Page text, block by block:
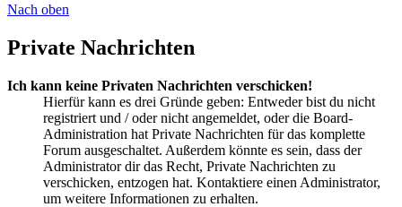
Nach oben
Private Nachrichten
Ich kann keine Privaten Nachrichten verschicken!
Hierfür kann es drei Gründe geben: Entweder bist du nicht
registriert und / oder nicht angemeldet, oder die Board-
Administration hat Private Nachrichten für das komplette
Forum ausgeschaltet. Außerdem könnte es sein, dass der
Administrator dir das Recht, Private Nachrichten zu
verschicken, entzogen hat. Kontaktiere einen Administrator,
um weitere Informationen zu erhalten.